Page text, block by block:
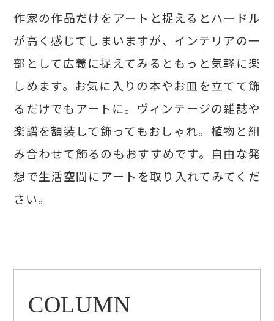
作家の作品だけをアートと捉えるとハードル
が高く感じてしまいますが、インテリアの一
部として広義に捉えてみるともっと気軽に楽
しめます。お気に入りの本やお皿を立てて飾
るだけでもアートに。ヴィンテージの雑誌や
楽譜を額装して飾ってもおしゃれ。植物と組
み合わせて飾るのもおすすめです。自由な発
想で生活空間にアートを取り入れてみてくだ
さい。
COLUMN